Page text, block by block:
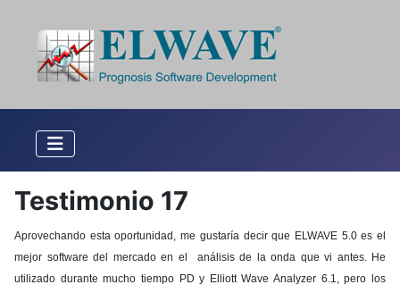
Testimonio 17
Aprovechando esta oportunidad, me gustaría decir que ELWAVE 5.0 es el
mejor software del mercado en el análisis de la onda que vi antes.He
utilizado durante mucho tiempo PD y Elliott Wave Analyzer 6.1, pero los